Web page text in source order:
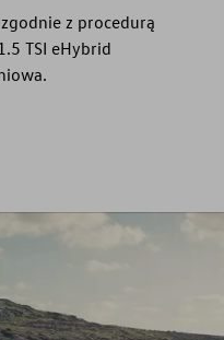
z procedurą
TSI eHybrid